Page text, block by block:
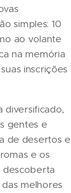
simples: 10
ao volante
na memória
inscrições
diversificado,
gentes e
de desertos e
e os
descoberta
melhores